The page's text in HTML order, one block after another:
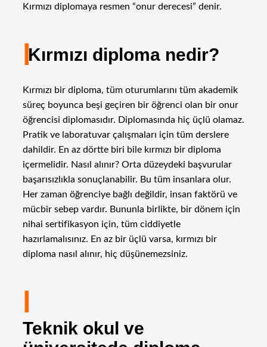
Kırmızı diplomaya resmen “onur derecesi” denir.
IKırmızı diploma nedir?
Kırmızı bir diploma, tüm oturumlarını tüm akademik
süreç boyunca beşi geçiren bir öğrenci olan bir onur
öğrencisi diplomasıdır. Diplomasında hiç üçlü olamaz.
Pratik ve laboratuvar çalışmaları için tüm derslere
dahildir. En az dörtte biri bile kırmızı bir diploma
içermelidir. Nasıl alınır? Orta düzeydeki başvurular
başarısızlıkla sonuçlanabilir. Bu tüm insanlara olur.
Her zaman öğrenciye bağlı değildir, insan faktörü ve
mücbir sebep vardır. Bununla birlikte, bir dönem için
nihai sertifikasyon için, tüm ciddiyetle
hazırlamalısınız. En az bir üçlü varsa, kırmızı bir
diploma nasıl alınır, hiç düşünemezsiniz.
I
Teknik okul ve